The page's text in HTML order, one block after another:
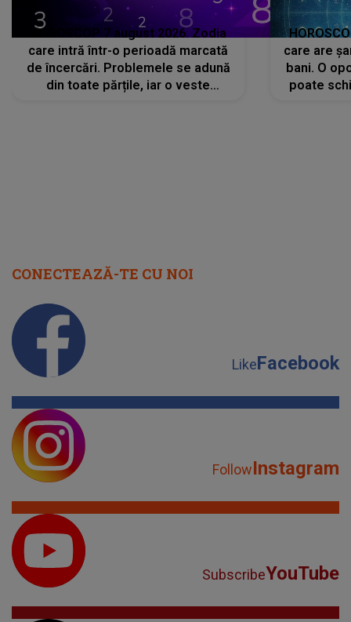
HOROSCOP 7 august 2026. Zodia
care intră într-o perioadă marcată
de încercări. Problemele se adună
din toate părțile, iar o veste
care are
bani. O
poate
CONECTEAZĂ-TE CU NOI
LikeFacebook
FollowInstagram
SubscribeYouTube